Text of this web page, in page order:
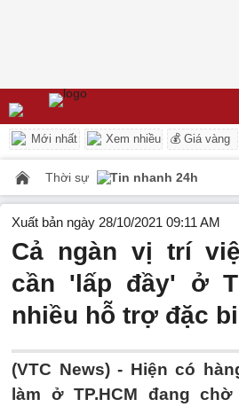
Mới nhất Xem nhiều 💰 Giá vàng
Thời sự Tin nhanh 24h
Xuất bản ngày 28/10/2021 09:11 AM
Cả ngàn vị trí
cần 'lấp đầy' ở
nhiều hỗ trợ đặc
(VTC News) - Hiện có
làm ở TP.HCM đang